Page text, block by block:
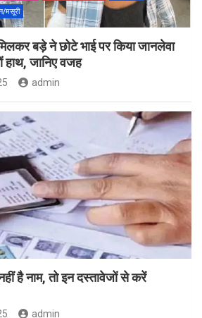
मसूरी
बड़े ने छोटे भाई पर किया जानलेवा
हाथ, जानिए वजह
admin
है नाम, तो इन दस्तावेजों से करें
admin